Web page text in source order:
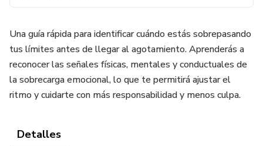
Una guía rápida para identificar cuándo estás sobrepasando
tus límites antes de llegar al agotamiento. Aprenderás a
reconocer las señales físicas, mentales y conductuales de
la sobrecarga emocional, lo que te permitirá ajustar el
ritmo y cuidarte con más responsabilidad y menos culpa.
Detalles